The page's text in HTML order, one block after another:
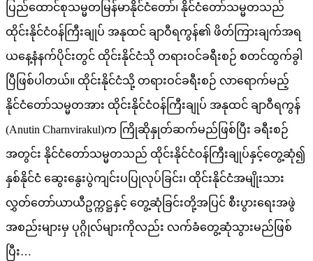
ပြည်ထောင်စုသမ္မတမြန်မာနိုင်ငံတော်၊ နိုင်ငံတော်သမ္မတသည်
ထိုင်းနိုင်ငံဝန်ကြီးချုပ် အနုထင် ချာဝီရကွန်၏ ဖိတ်ကြားချက်အရ
ယနေ့နံနက်ပိုင်းတွင် ထိုင်းနိုင်ငံသို တရားဝင်ခရီးစဉ် စတင်ထွက်ခွါ
ပြီဖြစ်ပါတယ်။ ထိုင်းနိုင်ငံသို့ တရားဝင်ခရီးစဉ် လာရောက်မည့်
နိုင်ငံတော်သမ္မတအား ထိုင်းနိုင်ငံဝန်ကြီးချုပ် အနုထင် ချာဝီရကွန်
(Anutin Charnvirakul)က ကြိုဆိုနှုတ်ဆက်မည်ဖြစ်ပြီး ခရီးစဉ်
အတွင်း နိုင်ငံတော်သမ္မတသည် ထိုင်းနိုင်ငံဝန်ကြီးချုပ်နှင့်တွေ့ဆုံ၍
နှစ်နိုင်ငံ ဆွေးနွေးပွဲကျင်းပပြုလုပ်ခြင်း၊ ထိုင်းနိုင်ငံအမျိုးသား
လွှတ်တော်ယာယီဥက္ကဋ္ဌနှင့် တွေ့ဆုံခြင်းတို့အပြင် စီးပွားရေးအဖွဲ
အစည်းများမှ ပုဂ္ဂိုလ်များကိုလည်း လက်ခံတွေ့ဆုံသွားမည်ဖြစ်
ပြီး…